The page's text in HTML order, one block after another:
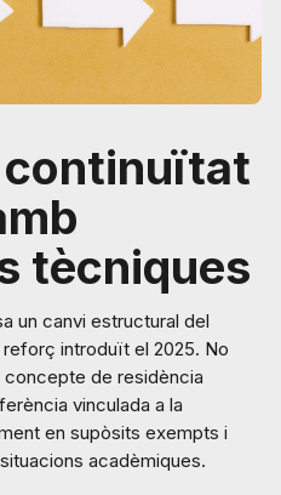
tècniques
un canvi estructural del
introduït el 2025. No
de residència
vinculada a la
en supòsits exempts i
acadèmiques.